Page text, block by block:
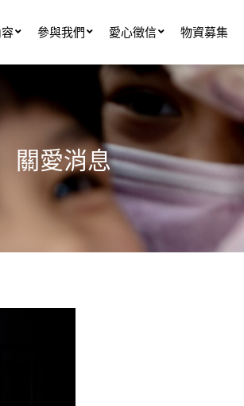
參與我們 愛心徵信 物資募集
關愛消息